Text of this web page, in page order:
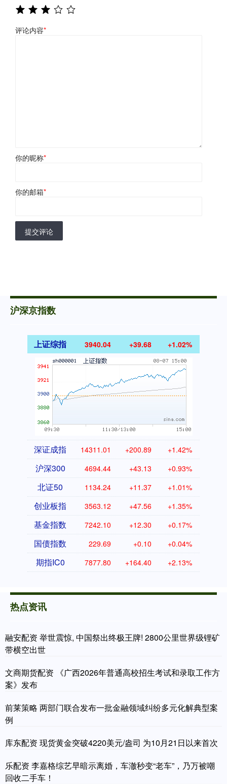
评论内容*
你的昵称*
你的邮箱*
提交评论
沪深京指数
上证综指 3940.04 +39.68 +1.02%
深证成指 14311.01 +200.89 +1.42%
沪深300 4694.44 +43.13 +0.93%
北证50 1134.24 +11.37 +1.01%
创业板指 3563.12 +47.56 +1.35%
基金指数 7242.10 +12.30 +0.17%
国债指数 229.69 +0.10 +0.04%
期指IC0 7877.80 +164.40 +2.13%
热点资讯
融安配资 举世震惊, 中国祭出终极王牌! 2800公里世界级锂矿
带横空出世
文商期货配资 《广西2026年普通高校招生考试和录取工作方
案》发布
前莱策略 两部门联合发布一批金融领域纠纷多元化解典型案
例
库东配资 现货黄金突破4220美元/盎司 为10月21日以来首次
乐配资 李嘉格综艺早暗示离婚，车澈秒变“老车”，乃万被嘲
回收二手车！